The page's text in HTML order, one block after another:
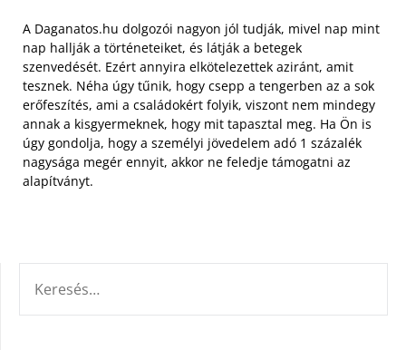
A Daganatos.hu dolgozói nagyon jól tudják, mivel nap mint
nap hallják a történeteiket, és látják a betegek
szenvedését. Ezért annyira elkötelezettek aziránt, amit
tesznek. Néha úgy tűnik, hogy csepp a tengerben az a sok
erőfeszítés, ami a családokért folyik, viszont nem mindegy
annak a kisgyermeknek, hogy mit tapasztal meg. Ha Ön is
úgy gondolja, hogy a személyi jövedelem adó 1 százalék
nagysága megér ennyit, akkor ne feledje támogatni az
alapítványt.